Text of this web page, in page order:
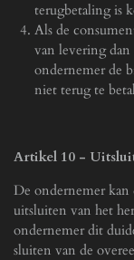
terugbetaling is
Als de
van levering dan
ondernemer de
niet terug te
Artikel 10 -
De ondernemer
uitsluiten van het
ondernemer dit
sluiten van de